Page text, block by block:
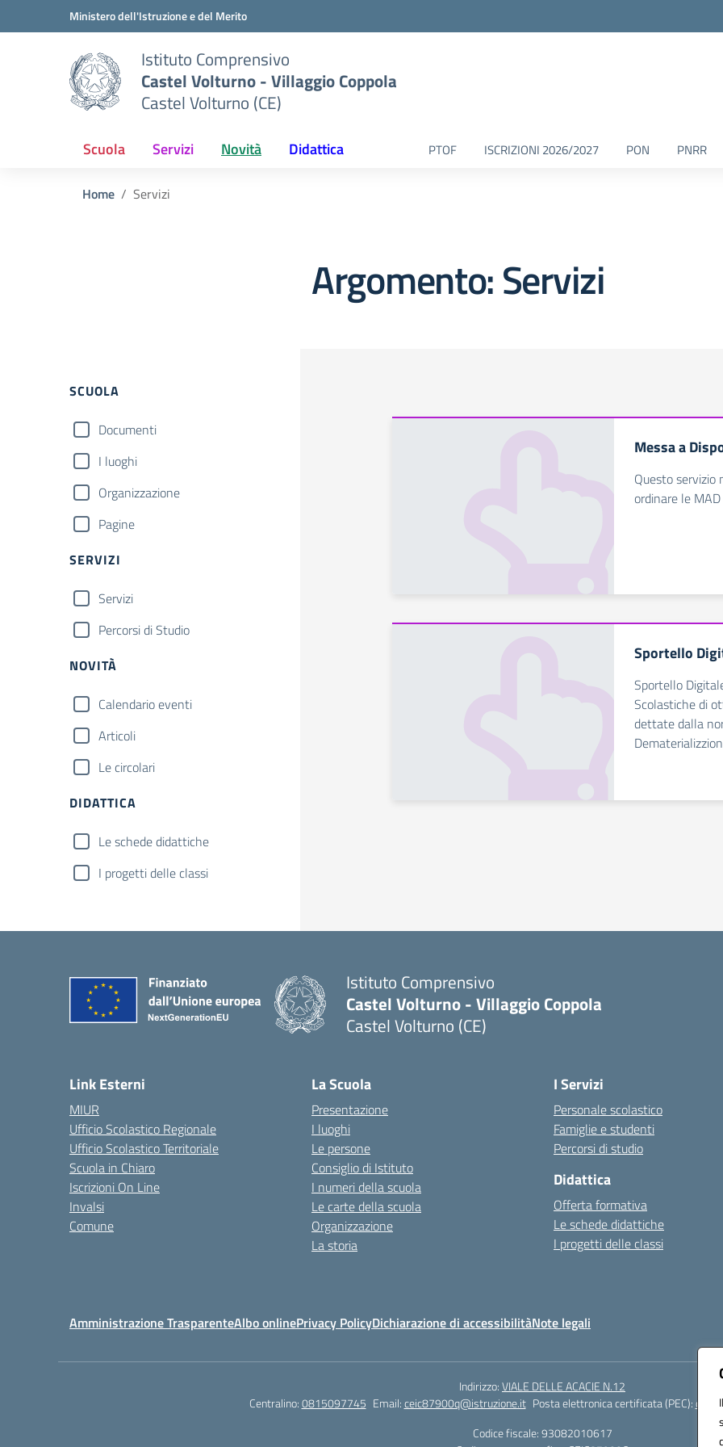
Vai ai contenuti
Vai al menu di navigazioneMinistero dell'Istruzione e del Merito
Istituto Comprensivo
Castel Volturno - Villaggio Coppola
Castel Volturno (CE)
Scuola Servizi Novità Didattica PTOF ISCRIZIONI 2026/2027 PON PNRR
Home Servizi
Argomento: Servizi
Filtri
SCUOLA
Documenti
I luoghi
Organizzazione
Pagine
SERVIZI
Servizi
Percorsi di Studio
NOVITÀ
Calendario eventi
Articoli
Le circolari
DIDATTICA
Le schede didattiche
I progetti delle classi
Messa a
Questo servizio
ordinare le MAD
Sportello
Sportello
Scolastiche di
dettate dalla
Istituto Comprensivo
Castel Volturno - Villaggio Coppola
Castel Volturno (CE)
Link Esterni
MIUR
Ufficio Scolastico Regionale
Ufficio Scolastico Territoriale
Scuola in Chiaro
Iscrizioni On Line
Invalsi
Comune
La Scuola
Presentazione
I luoghi
Le persone
Consiglio di Istituto
I numeri della scuola
Le carte della scuola
Organizzazione
La storia
I Servizi
Personale scolastico
Famiglie e studenti
Percorsi di studio
Didattica
Offerta formativa
Le schede didattiche
I progetti delle classi
Amministrazione TrasparenteAlbo onlinePrivacy PolicyDichiarazione di accessibilitàNote legali
Indirizzo:VIALE DELLE ACACIE N.12
Centralino:0815097745 Email:ceic87900q@istruzione.it Posta elettronica certificata (PEC):
Codice fiscale: 93082010617